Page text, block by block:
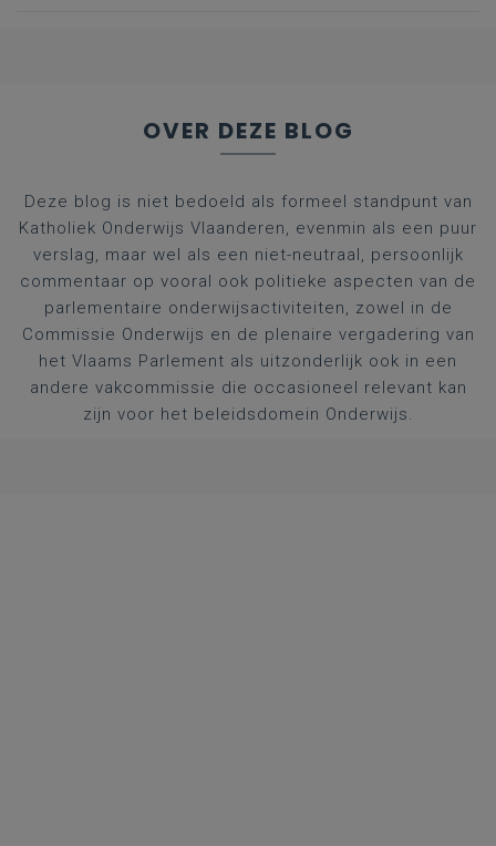
OVER DEZE BLOG
Deze blog is niet bedoeld als formeel standpunt van
Katholiek Onderwijs Vlaanderen, evenmin als een puur
verslag, maar wel als een niet-neutraal, persoonlijk
commentaar op vooral ook politieke aspecten van de
parlementaire onderwijsactiviteiten, zowel in de
Commissie Onderwijs en de plenaire vergadering van
het Vlaams Parlement als uitzonderlijk ook in een
andere vakcommissie die occasioneel relevant kan
zijn voor het beleidsdomein Onderwijs.